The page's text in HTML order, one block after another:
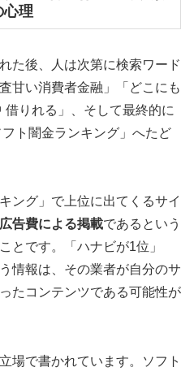
心理
た後、人は次第に検索ワード
甘い消費者金融」「どこにも
りれる」、そして最終的に
フト闇金ランキング」へたど
ング」で上位に出てくるサイ
告費による掲載であるという
とです。「ハナビが1位」
情報は、その業者が自分のサ
たコンテンツである可能性が
場で書かれています。ソフト